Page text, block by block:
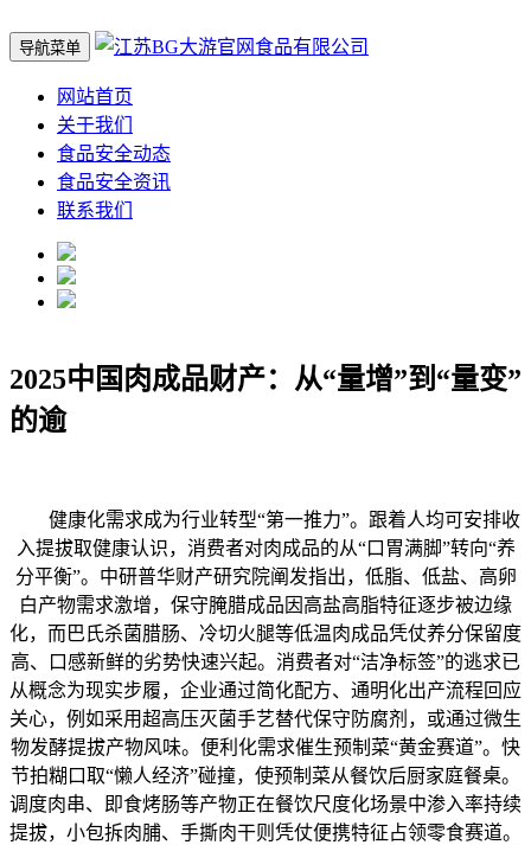
导航菜单
网站首页
关于我们
食品安全动态
食品安全资讯
联系我们
2025中国肉成品财产：从“量增”到“量变”
的逾
健康化需求成为行业转型“第一推力”。跟着人均可安排收
入提拔取健康认识，消费者对肉成品的从“口胃满脚”转向“养
分平衡”。中研普华财产研究院阐发指出，低脂、低盐、高卵
白产物需求激增，保守腌腊成品因高盐高脂特征逐步被边缘
化，而巴氏杀菌腊肠、冷切火腿等低温肉成品凭仗养分保留度
高、口感新鲜的劣势快速兴起。消费者对“洁净标签”的逃求已
从概念为现实步履，企业通过简化配方、通明化出产流程回应
关心，例如采用超高压灭菌手艺替代保守防腐剂，或通过微生
物发酵提拔产物风味。便利化需求催生预制菜“黄金赛道”。快
节拍糊口取“懒人经济”碰撞，使预制菜从餐饮后厨家庭餐桌。
调度肉串、即食烤肠等产物正在餐饮尺度化场景中渗入率持续
提拔，小包拆肉脯、手撕肉干则凭仗便携特征占领零食赛道。